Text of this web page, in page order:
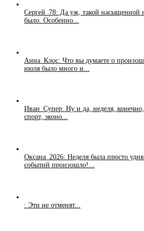
Сергей_78: Да уж, такой насыщенной
было. Особенно...
Анна_Клос: Что вы думаете о
июля было много и...
Иван_Супер: Ну и да, неделя,
спорт, эконо...
Оксана_2026: Неделя была просто
событий произошло!...
: Эти не отменят...